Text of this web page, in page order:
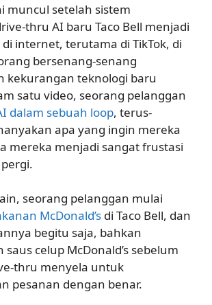
muncul setelah sistem
thru AI baru Taco Bell menjadi
internet, terutama di TikTok, di
bersenang-senang
kekurangan teknologi baru
satu video, seorang pelanggan
dalam sebuah loop, terus-
apa yang ingin mereka
mereka menjadi sangat frustasi
seorang pelanggan mulai
McDonald’s di Taco Bell, dan
begitu saja, bahkan
celup McDonald’s sebelum
thru menyela untuk
pesanan dengan benar.